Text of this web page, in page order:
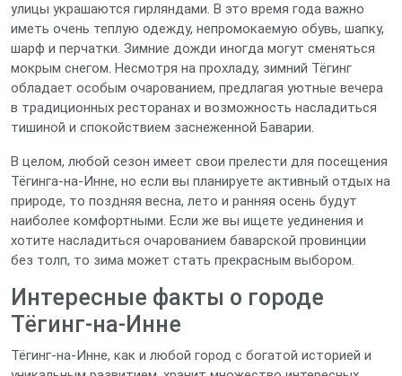
улицы украшаются гирляндами. В это время года важно
иметь очень теплую одежду, непромокаемую обувь, шапку,
шарф и перчатки. Зимние дожди иногда могут сменяться
мокрым снегом. Несмотря на прохладу, зимний Тёгинг
обладает особым очарованием, предлагая уютные вечера
в традиционных ресторанах и возможность насладиться
тишиной и спокойствием заснеженной Баварии.
В целом, любой сезон имеет свои прелести для посещения
Тёгинга-на-Инне, но если вы планируете активный отдых на
природе, то поздняя весна, лето и ранняя осень будут
наиболее комфортными. Если же вы ищете уединения и
хотите насладиться очарованием баварской провинции
без толп, то зима может стать прекрасным выбором.
Интересные факты о городе
Тёгинг-на-Инне
Тёгинг-на-Инне, как и любой город с богатой историей и